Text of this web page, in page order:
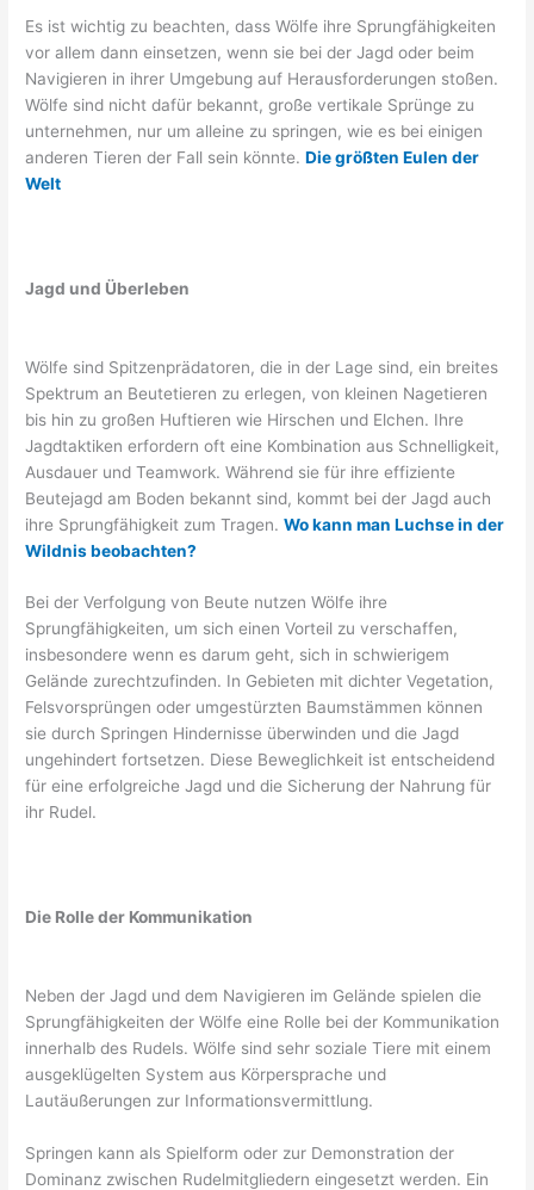
Es ist wichtig zu beachten, dass Wölfe ihre Sprungfähigkeiten
vor allem dann einsetzen, wenn sie bei der Jagd oder beim
Navigieren in ihrer Umgebung auf Herausforderungen stoßen.
Wölfe sind nicht dafür bekannt, große vertikale Sprünge zu
unternehmen, nur um alleine zu springen, wie es bei einigen
anderen Tieren der Fall sein könnte.Die größten Eulen der
Welt
Jagd und Überleben
Wölfe sind Spitzenprädatoren, die in der Lage sind, ein breites
Spektrum an Beutetieren zu erlegen, von kleinen Nagetieren
bis hin zu großen Huftieren wie Hirschen und Elchen. Ihre
Jagdtaktiken erfordern oft eine Kombination aus Schnelligkeit,
Ausdauer und Teamwork. Während sie für ihre effiziente
Beutejagd am Boden bekannt sind, kommt bei der Jagd auch
ihre Sprungfähigkeit zum Tragen.Wo kann man Luchse in der
Wildnis beobachten?
Bei der Verfolgung von Beute nutzen Wölfe ihre
Sprungfähigkeiten, um sich einen Vorteil zu verschaffen,
insbesondere wenn es darum geht, sich in schwierigem
Gelände zurechtzufinden. In Gebieten mit dichter Vegetation,
Felsvorsprüngen oder umgestürzten Baumstämmen können
sie durch Springen Hindernisse überwinden und die Jagd
ungehindert fortsetzen. Diese Beweglichkeit ist entscheidend
für eine erfolgreiche Jagd und die Sicherung der Nahrung für
ihr Rudel.
Die Rolle der Kommunikation
Neben der Jagd und dem Navigieren im Gelände spielen die
Sprungfähigkeiten der Wölfe eine Rolle bei der Kommunikation
innerhalb des Rudels. Wölfe sind sehr soziale Tiere mit einem
ausgeklügelten System aus Körpersprache und
Lautäußerungen zur Informationsvermittlung.
Springen kann als Spielform oder zur Demonstration der
Dominanz zwischen Rudelmitgliedern eingesetzt werden. Ein